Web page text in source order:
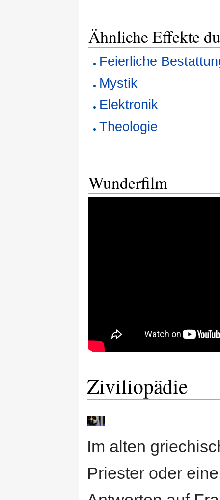
Ähnliche Effekte
Feierliche
Mystik
Elektronik
Theologie
Wunderfilm
Ziviliopädie
Im alten
Priester oder